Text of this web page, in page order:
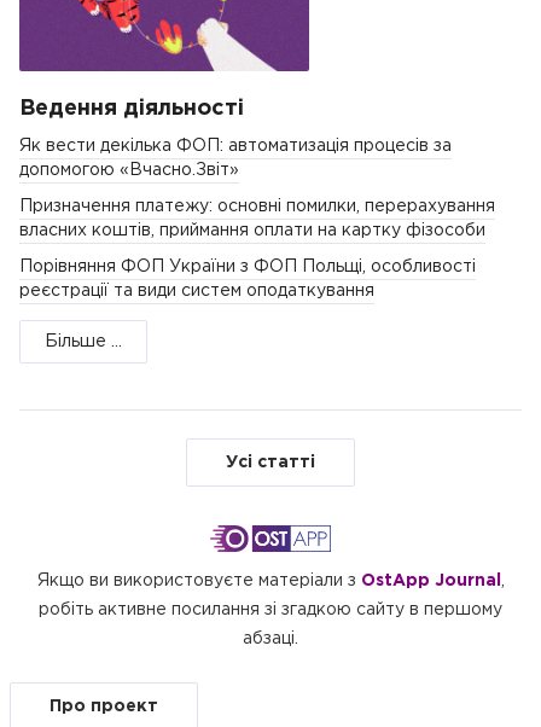
Ведення діяльності
Як вести декілька ФОП: автоматизація процесів за
допомогою «Вчасно.Звіт»
Призначення платежу: основні помилки, перерахування
власних коштів, приймання оплати на картку фізособи
Порівняння ФОП України з ФОП Польщі, особливості
реєстрації та види систем оподаткування
Більше ...
Усі статті
Якщо ви використовуєте матеріали з OstApp Journal
робіть активне посилання зі згадкою сайту в першому
абзаці.
Про проект